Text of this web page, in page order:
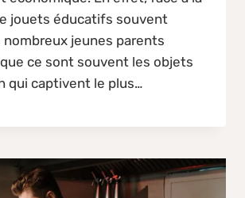
jouets éducatifs souvent
jeunes parents
ce sont souvent les objets
qui captivent le plus…